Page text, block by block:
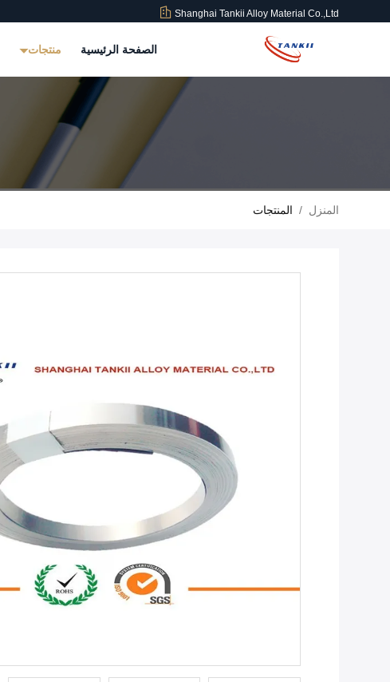
Shanghai Tankii Alloy Material Co.,Ltd
الصفحة الرئيسية منتجات
المنزل / المنتجات